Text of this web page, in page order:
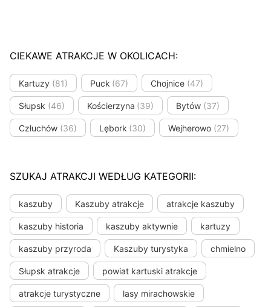
CIEKAWE ATRAKCJE W OKOLICACH:
Kartuzy (81) Puck (67) Chojnice (47)
Słupsk (46) Kościerzyna (39) Bytów (37)
Człuchów (36) Lębork (30) Wejherowo (27)
SZUKAJ ATRAKCJI WEDŁUG KATEGORII:
kaszuby Kaszuby atrakcje atrakcje kaszuby
kaszuby historia kaszuby aktywnie kartuzy
kaszuby przyroda Kaszuby turystyka chmielno
Słupsk atrakcje powiat kartuski atrakcje
atrakcje turystyczne lasy mirachowskie